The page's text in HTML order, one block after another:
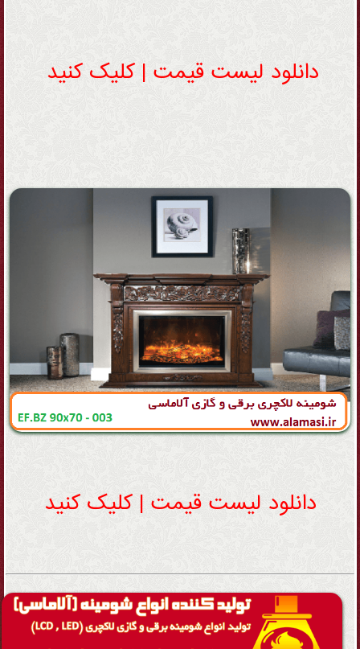
دانلود لیست قیمت | کلیک کنید
دانلود لیست قیمت | کلیک کنید